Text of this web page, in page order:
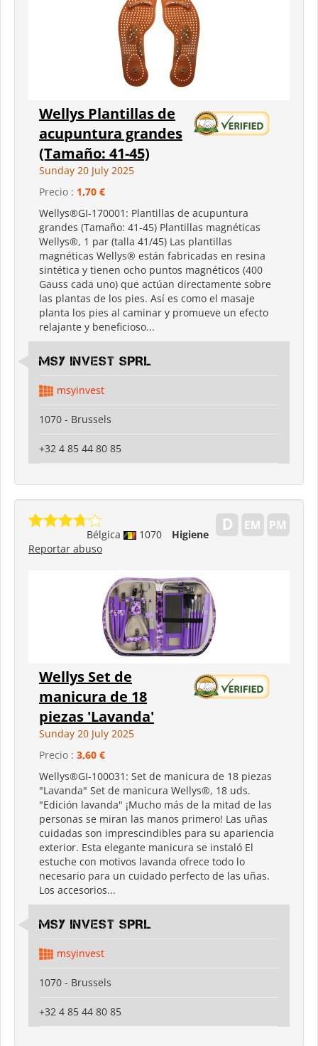
Wellys Plantillas de
acupuntura grandes
(Tamaño: 41-45)
Sunday 20 July 2025
Precio : 1,70 €
Wellys®GI-170001: Plantillas de acupuntura
grandes (Tamaño: 41-45) Plantillas magnéticas
Wellys®, 1 par (talla 41/45) Las plantillas
magnéticas Wellys® están fabricadas en resina
sintética y tienen ocho puntos magnéticos (400
Gauss cada uno) que actúan directamente sobre
las plantas de los pies. Así es como el masaje
planta los pies al caminar y promueve un efecto
relajante y beneficioso...
MSY INVEST SPRL
msyinvest
1070 - Brussels
+32 4 85 44 80 85
Bélgica 1070
Higiene
Reportar abuso
Wellys Set de
manicura de 18
piezas 'Lavanda'
Sunday 20 July 2025
Precio : 3,60 €
Wellys®GI-100031: Set de manicura de 18 piezas
"Lavanda" Set de manicura Wellys®, 18 uds.
"Edición lavanda" ¡Mucho más de la mitad de las
personas se miran las manos primero! Las uñas
cuidadas son imprescindibles para su apariencia
exterior. Esta elegante manicura se instaló El
estuche con motivos lavanda ofrece todo lo
necesario para un cuidado perfecto de las uñas.
Los accesorios...
MSY INVEST SPRL
msyinvest
1070 - Brussels
+32 4 85 44 80 85